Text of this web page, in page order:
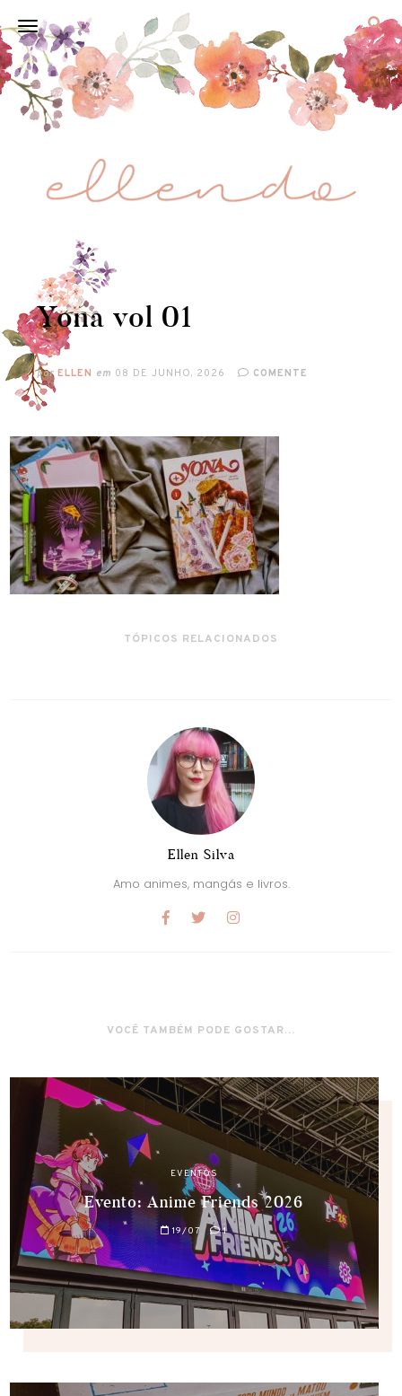
Yona vol 01
por ELLEN em 08 DE JUNHO, 2026 COMENTE
TÓPICOS RELACIONADOS
Ellen Silva
Amo animes, mangás e livros.
VOCÊ TAMBÉM PODE GOSTAR...
EVENTOS
Evento: Anime Friends 2026
19/07 1